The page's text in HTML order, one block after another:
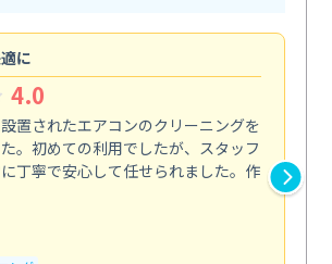
に
4.0
置されたエアコンのクリーニングを
。初めての利用でしたが、スタッフ
丁寧で安心して任せられました。作